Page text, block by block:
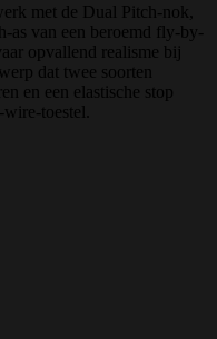
met de Dual Pitch-nok,
as van een beroemd fly-by-
opvallend realisme bij
dat twee soorten
en een elastische stop
toestel.